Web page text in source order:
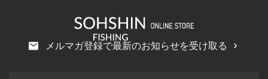
メルマガ登録で最新のお知らせを受け取る